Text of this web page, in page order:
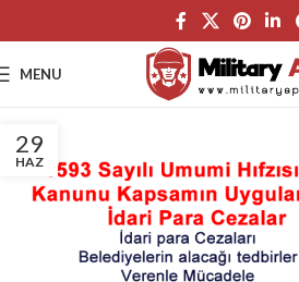
MENU
29
HAZ